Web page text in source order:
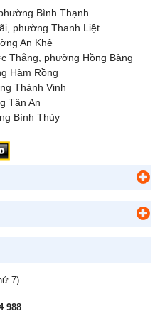
Bình Thạnh
phường Thanh Liệt
An Khê
Thắng, phường Hồng Bàng
Hàm Rồng
Thành Vinh
Tân An
Bình Thủy
7)
988